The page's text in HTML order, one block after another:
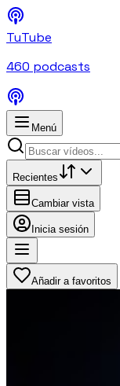
TuTube
460 podcasts
Menú
Recientes
Cambiar vista
Inicia sesión
Añadir a favoritos